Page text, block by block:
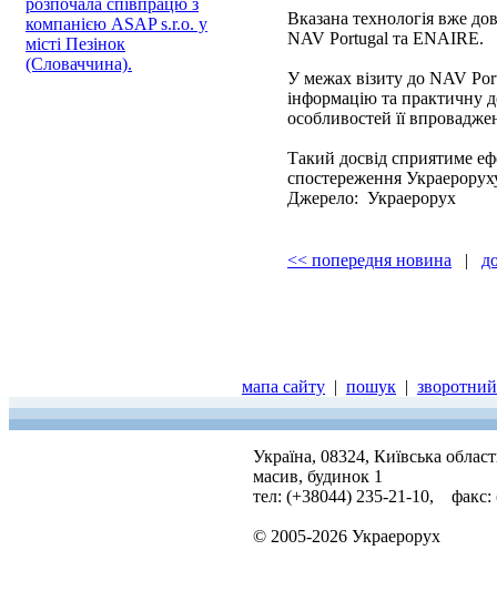
розпочала співпрацю з
компанією ASAP s.r.o. у
місті Пезінок
(Словаччина).
Вказана технологія вже
NAV Portugal та ENAIRE.
У межах візиту до NAV
інформацію та практичну
особливостей її
Такий досвід сприятиме
спостереження
Джерело: Украерорух
<< попередня новина |
мапа сайту | пошук |
Україна, 08324, Київська
масив, будинок 1
тел: (+38044) 235-21-10, факс:
© 2005-2026 Украерорух